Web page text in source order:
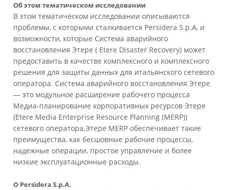
Об этом тематическом исследовании
В этом тематическом исследовании описываются
проблемы, с которыми сталкивается Persidera S.p.A, и
возможности, которые Система аварийного
восстановления Этере ( Etere Disaster Recovery) может
предоставить в качестве комплексного и комплексного
решения для защиты данных для итальянского сетевого
оператора. Система аварийного восстановления Этере
— это модульное расширение рабочего процесса
Медиа-планирование корпоративных ресурсов Этере
(Etere Media Enterprise Resource Planning (MERP))
сетевого оператора.Этере MERP обеспечивает такие
преимущества, как бесшовные рабочие процессы,
надежные операции, простое управление и более
низкие эксплуатационные расходы.
О Persidera S.p.A.